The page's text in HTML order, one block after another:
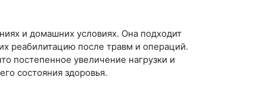
и домашних условиях. Она подходит
реабилитацию после травм и операций.
постепенное увеличение нагрузки и
состояния здоровья.